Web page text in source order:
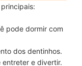
principais:
pode dormir com
dos dentinhos.
entreter e divertir.